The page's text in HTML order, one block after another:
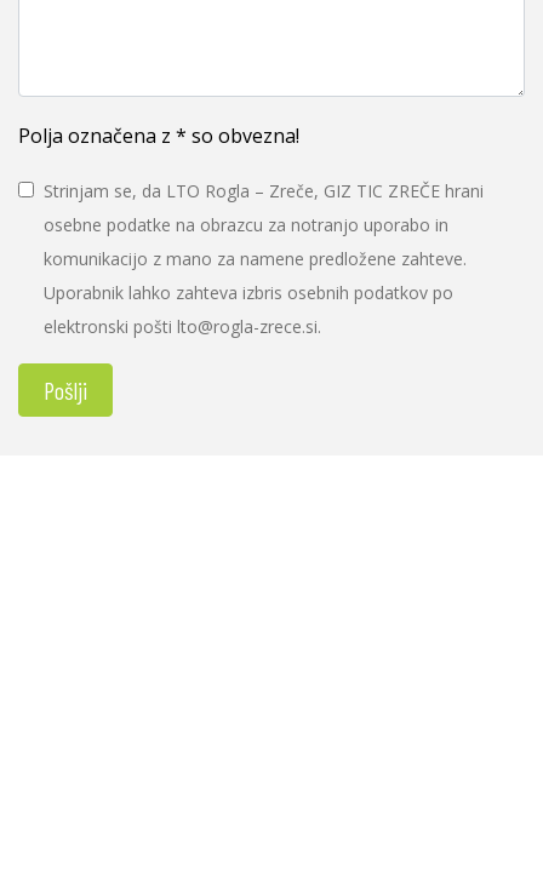
Polja označena z * so obvezna!
Strinjam se, da LTO Rogla – Zreče, GIZ TIC ZREČE hrani
osebne podatke na obrazcu za notranjo uporabo in
komunikacijo z mano za namene predložene zahteve.
Uporabnik lahko zahteva izbris osebnih podatkov po
elektronski pošti lto@rogla-zrece.si.
Pošlji